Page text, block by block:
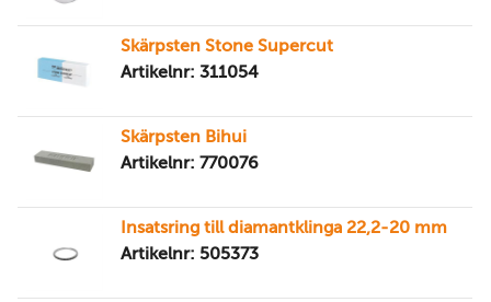
Skärpsten Stone Supercut
Artikelnr: 311054
Skärpsten Bihui
Artikelnr: 770076
Insatsring till diamantklinga 22,2-20 mm
Artikelnr: 505373